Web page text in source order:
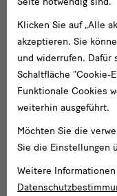
Einfach erklärt
Einfach erklärt:
Klicken Sie auf „Alle
akzeptieren. Sie
und widerrufen. Dafür
Schaltfläche "Cookie-
Funktionale Cookies
weiterhin ausgeführt.
Möchten Sie die
Sie die Einstellungen
Weitere